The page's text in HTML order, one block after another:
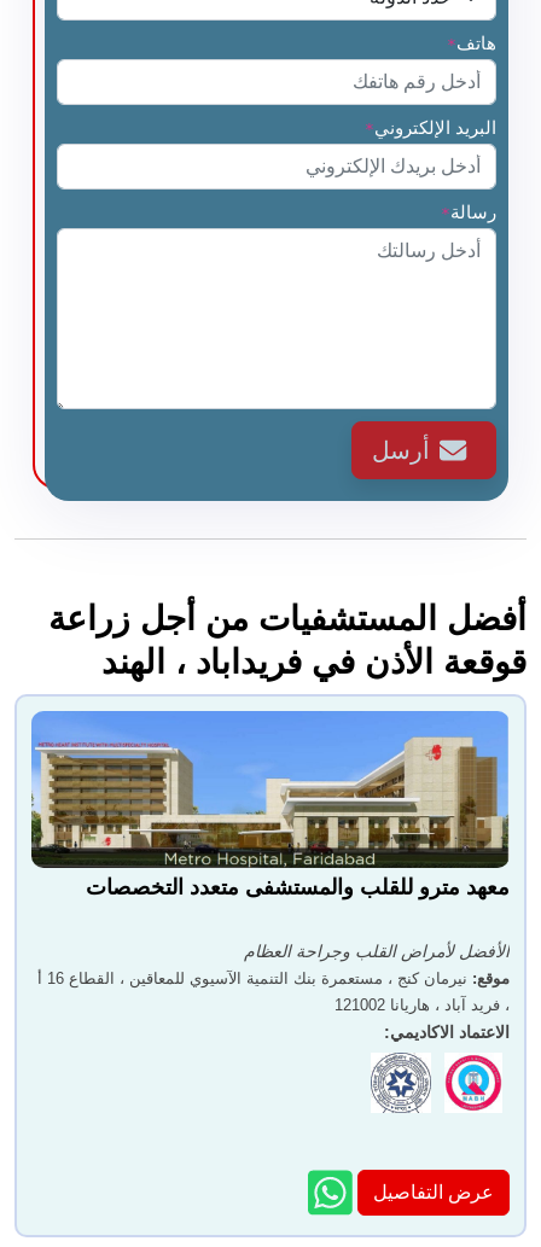
هاتف*
البريد الإلكتروني*
رسالة*
أرسل
أفضل المستشفيات من أجل زراعة
قوقعة الأذن في فريداباد ، الهند
معهد مترو للقلب والمستشفى متعدد التخصصات
الأفضل لأمراض القلب وجراحة العظام
موقع:
نيرمان كنج ، مستعمرة بنك التنمية الآسيوي للمعاقين ، القطاع 16 أ
، فريد آباد ، هاريانا 121002
الاعتماد الاكاديمي:
عرض التفاصيل